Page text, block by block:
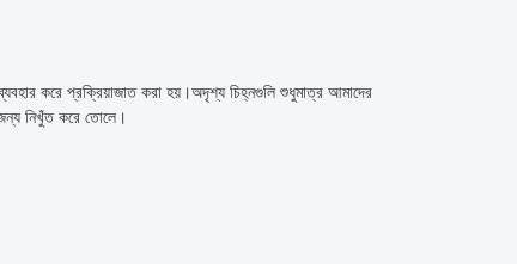
করে প্রক্রিয়াজাত করা হয়।অদৃশ্য চিহ্নগুলি শুধুমাত্র আমাদের
জন্য নিখুঁত করে তোলে।